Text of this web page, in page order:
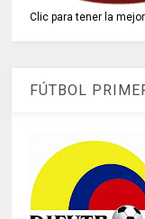
Clic para tener la
FÚTBOL